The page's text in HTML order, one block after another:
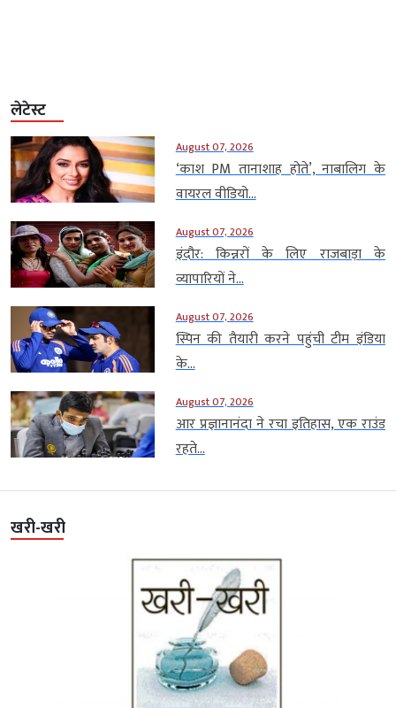
लेटेस्ट
August 07, 2026
‘काश PM तानाशाह होते’, नाबालिग के
वायरल वीडियो...
August 07, 2026
इंदौर: किन्नरों के लिए राजबाड़ा के
व्यापारियों ने...
August 07, 2026
स्पिन की तैयारी करने पहुंची टीम इंडिया
के...
August 07, 2026
आर प्रज्ञानानंदा ने रचा इतिहास, एक राउंड
रहते...
खरी-खरी